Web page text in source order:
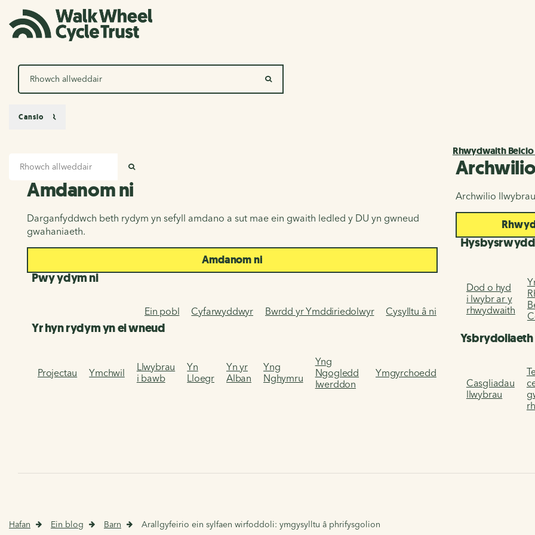
SEARCH
Chwilio
Amdanom ni
Amdanom ni
Darganfyddwch beth rydym yn sefyll amdano a sut mae ein gwaith ledled y DU yn gwneud
gwahaniaeth.
Amdanom ni
Pwy ydym ni
Ein pobl Cyfarwyddwyr Bwrdd yr Ymddiriedolwyr Cysylltu â ni
Yr hyn rydym yn ei wneud
Projectau Ymchwil
Llwybrau
i bawb
Yn
Lloegr
Yn yr
Alban
Yng
Nghymru
Yng
Ngogledd
Iwerddon
Ymgyrchoedd
Rhwydwaith
Archwilio
Archwilio
Hysbysrwydd
Dod o hyd
i lwybr ar y
rhwydwaith
Ysbrydoliaeth
Casgliadau
llwybrau
Canslo
Hafan Ein blog Barn Arallgyfeirio ein sylfaen wirfoddoli: ymgysylltu â phrifysgolion